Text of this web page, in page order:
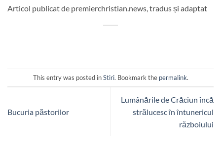
Articol publicat de premierchristian.news, tradus și adaptat
This entry was posted inStiri. Bookmark the permalink.
Bucuria păstorilor
Lumânările de Crăciun încă
strălucesc în întunericul
războiului